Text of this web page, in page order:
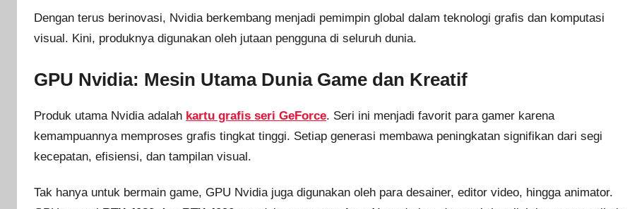
Dengan terus berinovasi, Nvidia berkembang menjadi pemimpin global dalam teknologi grafis dan komputasi
visual. Kini, produknya digunakan oleh jutaan pengguna di seluruh dunia.
GPU Nvidia: Mesin Utama Dunia Game dan Kreatif
Produk utama Nvidia adalah kartu grafis seri GeForce. Seri ini menjadi favorit para gamer karena
kemampuannya memproses grafis tingkat tinggi. Setiap generasi membawa peningkatan signifikan dari segi
kecepatan, efisiensi, dan tampilan visual.
Tak hanya untuk bermain game, GPU Nvidia juga digunakan oleh para desainer, editor video, hingga animator.